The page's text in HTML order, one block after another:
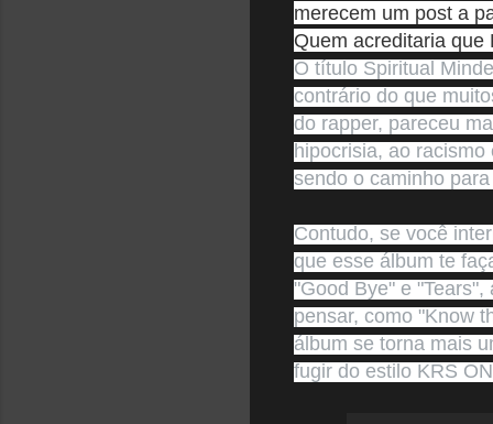
merecem um post a
Quem acreditaria que
O título Spiritual
contrário do que
do rapper, pareceu
hipocrisia, ao
sendo o caminho
Contudo, se você
que esse álbum te
"Good Bye" e
pensar, como "Know
álbum se torna mais
fugir do estilo KRS